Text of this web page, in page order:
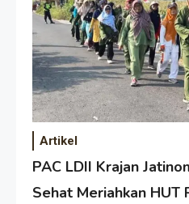
Artikel
PAC LDII Krajan
Sehat Meriahkan HUT